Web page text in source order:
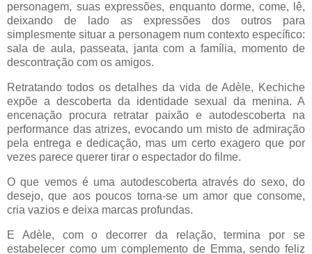
personagem, suas expressões, enquanto dorme, come, lê,
deixando de lado as expressões dos outros para
simplesmente situar a personagem num contexto específico:
sala de aula, passeata, janta com a família, momento de
descontração com os amigos.
Retratando todos os detalhes da vida de Adèle, Kechiche
expõe a descoberta da identidade sexual da menina. A
encenação procura retratar paixão e autodescoberta na
performance das atrizes, evocando um misto de admiração
pela entrega e dedicação, mas um certo exagero que por
vezes parece querer tirar o espectador do filme.
O que vemos é uma autodescoberta através do sexo, do
desejo, que aos poucos torna-se um amor que consome,
cria vazios e deixa marcas profundas.
E Adèle, com o decorrer da relação, termina por se
estabelecer como um complemento de Emma, sendo feliz